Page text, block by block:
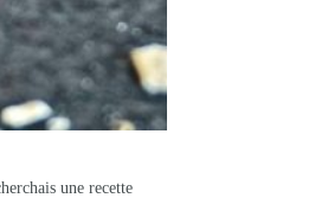
une recette